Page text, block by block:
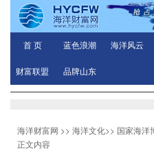
首 页 蓝色浪潮 海洋风云
财富联盟 品牌山东
海洋财富网 >> 海洋文化>> 国家海洋
正文内容